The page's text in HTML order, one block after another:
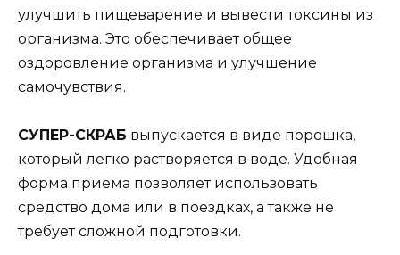
улучшить пищеварение и вывести токсины из
организма. Это обеспечивает общее
оздоровление организма и улучшение
самочувствия.
СУПЕР-СКРАБ выпускается в виде порошка,
который легко растворяется в воде. Удобная
форма приема позволяет использовать
средство дома или в поездках, а также не
требует сложной подготовки.